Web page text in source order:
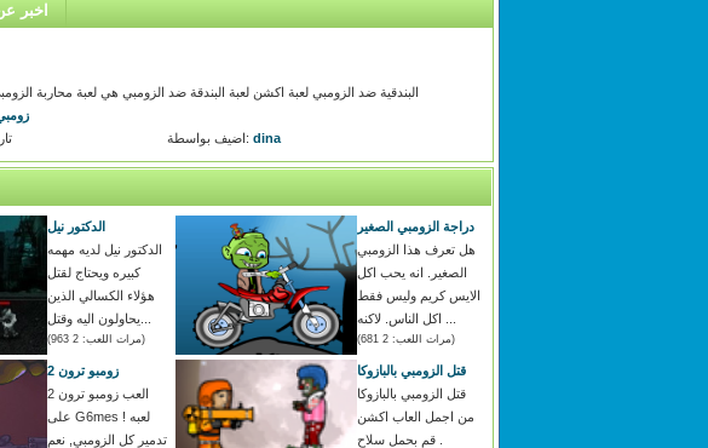
اخبر
البندقية ضد الزومبي لعبة اكشن لعبة البندقة ضد الزومبي هي لعبة محاربة
اضيف بواسطة: dina
الدكتور نيل
الدكتور نيل لديه مهمه
كبيره ويحتاج لقتل
هؤلاء الكسالي الذين
(مرات اللعب: 2 963)
دراجة الزومبي الصغير
هل تعرف هذا الزومبي
الصغير. انه يحب اكل
الايس كريم وليس فقط
(مرات اللعب: 2 681)
زومبو ترون 2
العب زومبو ترون 2
على G6mes ! لعبه
تدمير كل الزومبي, نعم
قتل الزومبي بالبازوكا
قتل الزومبي بالبازوكا
من اجمل العاب اكشن
. قم بحمل سلاح